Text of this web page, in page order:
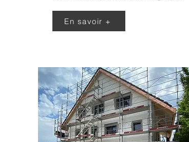
En savoir +